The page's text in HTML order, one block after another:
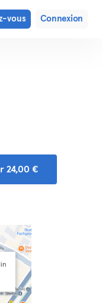
vous Connexion
24,00 €